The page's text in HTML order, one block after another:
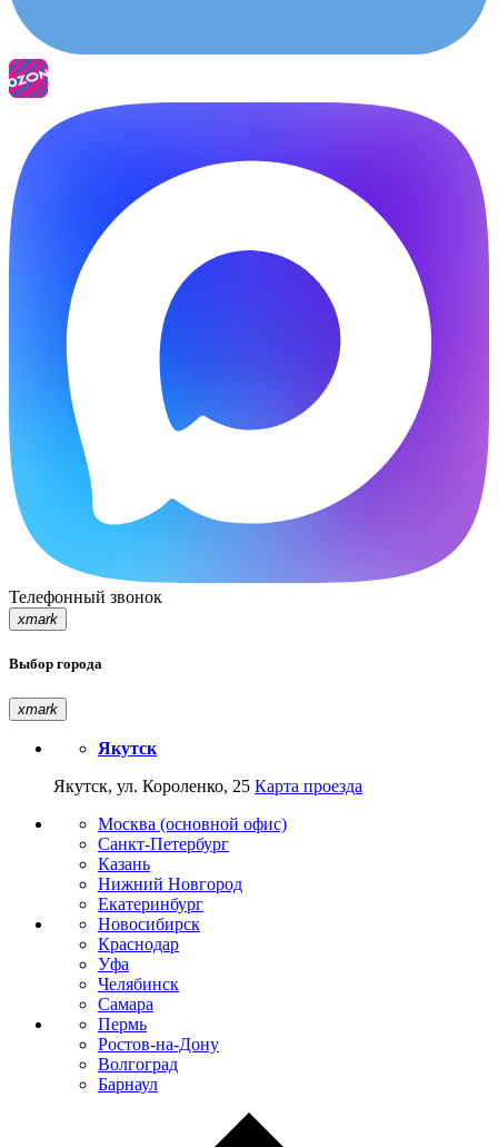
Телефонный звонок
xmark
Выбор города
xmark
Якутск
Якутск, ул. Короленко, 25 Карта проезда
Москва (основной офис)
Санкт-Петербург
Казань
Нижний Новгород
Екатеринбург
Новосибирск
Краснодар
Уфа
Челябинск
Самара
Пермь
Ростов-на-Дону
Волгоград
Барнаул